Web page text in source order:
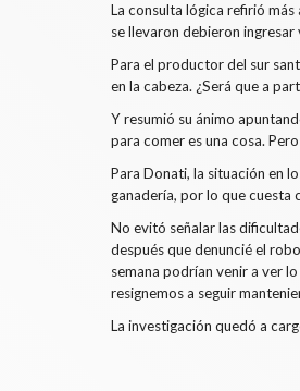
La consulta lógica refirió
se llevaron debieron
Para el productor del sur
en la cabeza. ¿Será que a
Y resumió su ánimo
para comer es una cosa.
Para Donati, la situación en
ganadería, por lo que cuesta
No evitó señalar las
después que denuncié el
semana podrían venir a ver
resignemos a seguir
La investigación quedó a